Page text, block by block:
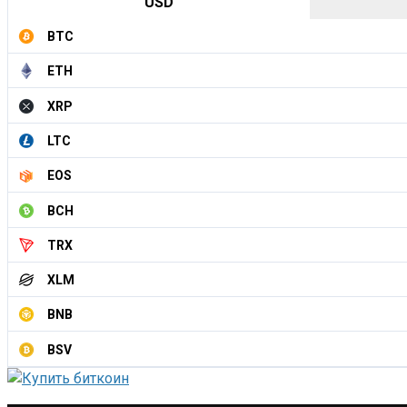
BTC
ETH
XRP
LTC
EOS
BCH
TRX
XLM
BNB
BSV